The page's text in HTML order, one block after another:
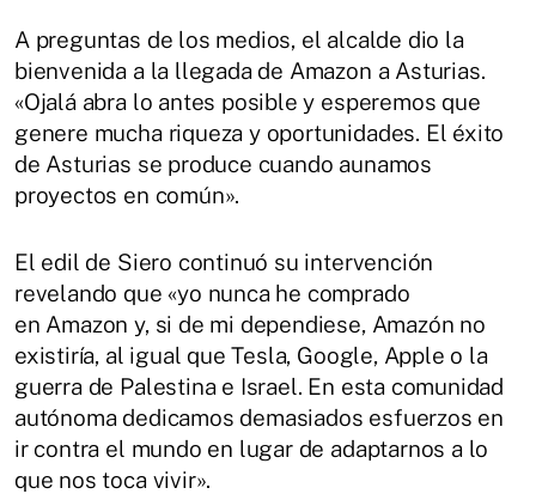
A preguntas de los medios, el alcalde dio la
bienvenida a la llegada de Amazon a Asturias.
«Ojalá abra lo antes posible y esperemos que
genere mucha riqueza y oportunidades. El éxito
de Asturias se produce cuando aunamos
proyectos en común».
El edil de Siero continuó su intervención
revelando que «yo nunca he comprado
en Amazon y, si de mi dependiese, Amazón no
existiría, al igual que Tesla, Google, Apple o la
guerra de Palestina e Israel. En esta comunidad
autónoma dedicamos demasiados esfuerzos en
ir contra el mundo en lugar de adaptarnos a lo
que nos toca vivir».